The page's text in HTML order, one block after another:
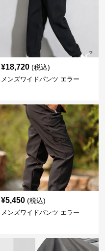
¥18,720 (税込)
メンズワイドパンツ エラー
¥5,450 (税込)
メンズワイドパンツ エラー